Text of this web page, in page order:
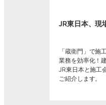
JR東日本、現
「蔵衛門」で施
業務を効率化！
JR東日本と施工
ご紹介します。